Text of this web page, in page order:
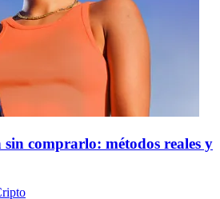
comprarlo: métodos reales y